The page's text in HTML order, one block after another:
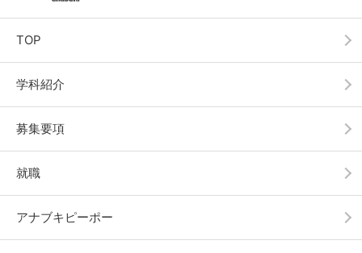
TOP
学科紹介
募集要項
就職
アナブキピーポー